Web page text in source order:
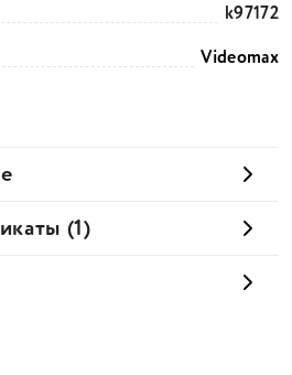
k97172
Videomax
(1)